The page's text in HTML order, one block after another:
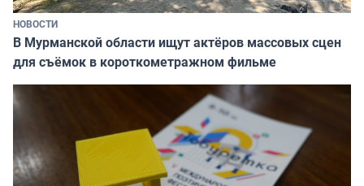
НОВОСТИ
В Мурманской области ищут актёров массовых сцен
для съёмок в короткометражном фильме